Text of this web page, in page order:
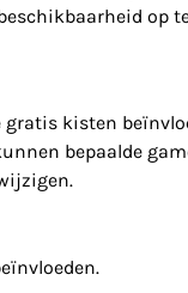
op
kisten
bepaalde